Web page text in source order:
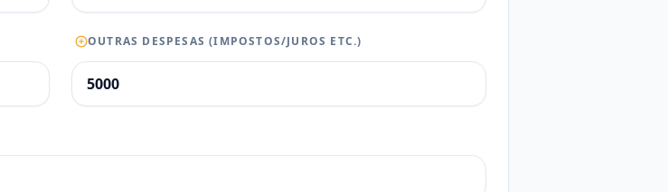
OUTRAS DESPESAS (IMPOSTOS/JUROS ETC.)